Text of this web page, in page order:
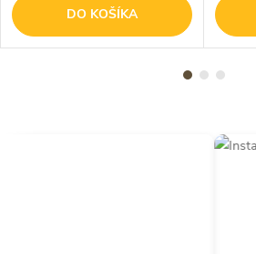
DO KOŠÍKA